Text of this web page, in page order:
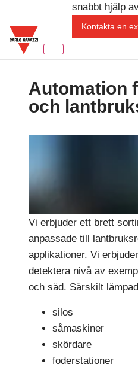
snabbt hjälp
Kontakta en
Automation
och
Vi erbjuder ett brett
anpassade till
applikationer. Vi
detektera nivå av
och säd. Särskilt
silos
såmaskiner
skördare
foderstationer